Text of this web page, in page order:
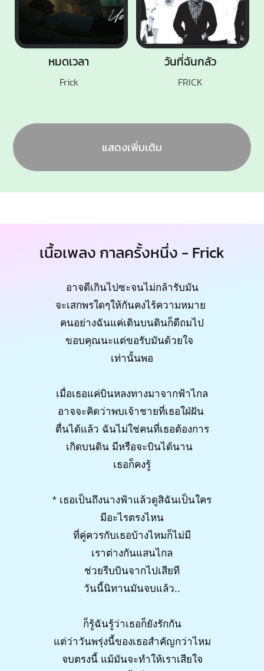
วันที่ฉันกลัว
FRICK
หมดเวลา
Frick
แสดงเพิ่มเติม
เนื้อเพลง กาลครั้งหนึ่ง - Frick
อาจดีเกินไปซะจนไม่กล้ารับมัน
จะเสกพรใดๆให้กันคงไร้ความหมาย
คนอย่างฉันแค่เดินบนดินก็ดีถมไป
ขอบคุณนะแต่ขอรับมันด้วยใจ
เท่านั้นพอ
เมื่อเธอแค่บินหลงทางมาจากฟ้าไกล
อาจจะคิดว่าพบเจ้าชายที่เธอใฝ่ฝัน
ตื่นได้แล้ว ฉันไม่ใช่คนที่เธอต้องการ
เกิดบนดิน มีหรือจะบินได้นาน
เธอก็คงรู้
* เธอเป็นถึงนางฟ้าแล้วดูสิฉันเป็นใคร
มีอะไรตรงไหน
ที่คู่ควรกับเธอบ้างไหมก็ไม่มี
เราต่างกันแสนไกล
ช่วยรีบบินจากไปเสียที
วันนี้นิทานมันจบแล้ว..
ก็รู้ฉันรู้ว่าเธอก็ยังรักกัน
แต่ว่าวันพรุ่งนี้ของเธอสำคัญกว่าไหม
จบตรงนี้ แม้มันจะทำให้เราเสียใจ